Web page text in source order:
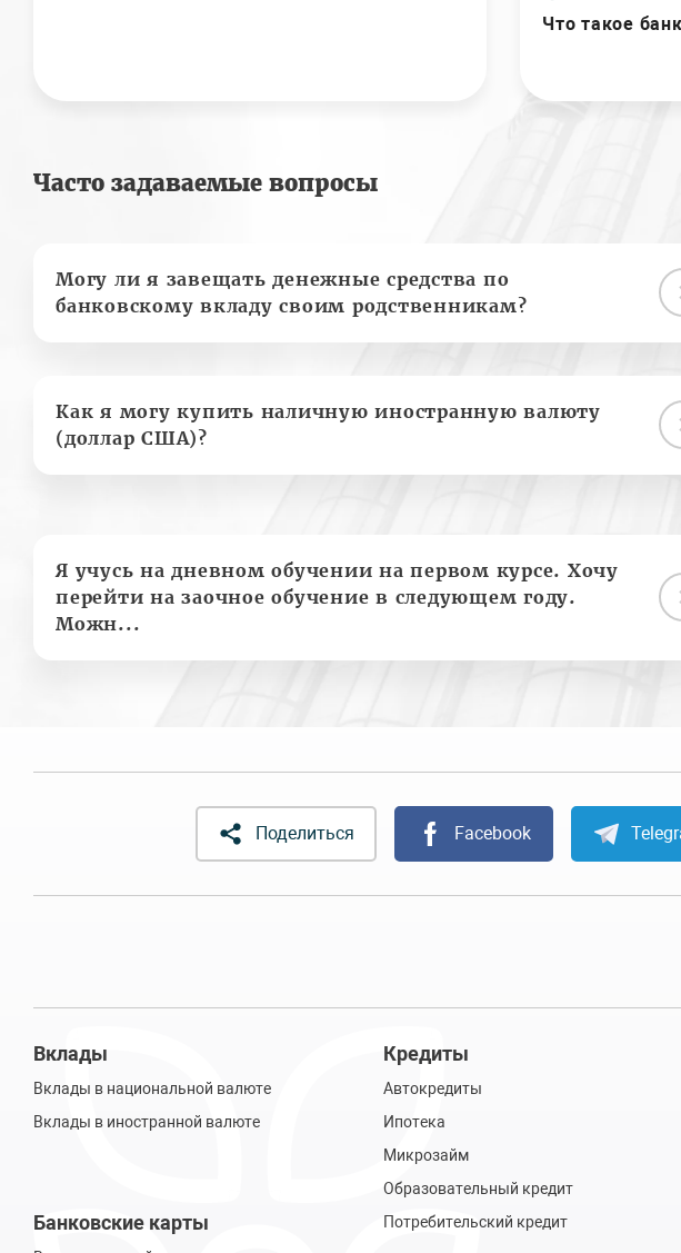
Что такое
Часто задаваемые вопросы
Могу ли я завещать денежные средства по
банковскому вкладу своим родственникам?
Как я могу купить наличную иностранную валюту
(доллар США)?
Я учусь на дневном обучении на первом курсе. Хочу
перейти на заочное обучение в следующем году.
Можн...
Поделиться Facebook
Вклады
Вклады в национальной валюте
Вклады в иностранной валюте
Банковские карты
Кредиты
Автокредиты
Ипотека
Микрозайм
Образовательный кредит
Потребительский кредит